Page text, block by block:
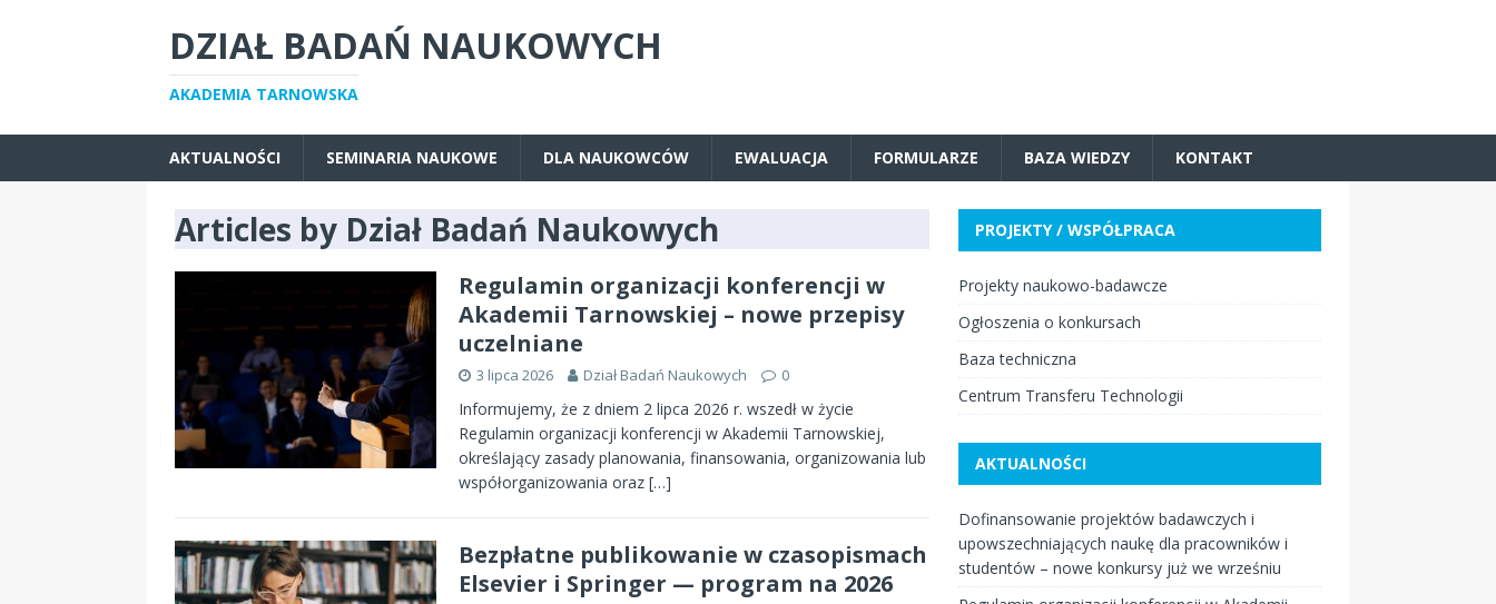
DZIAŁ BADAŃ NAUKOWYCH
AKADEMIA TARNOWSKA
AKTUALNOŚCI SEMINARIA NAUKOWE DLA NAUKOWCÓW EWALUACJA FORMULARZE BAZA WIEDZY KONTAKT
Articles by Dział Badań Naukowych
Regulamin organizacji konferencji w
Akademii Tarnowskiej – nowe przepisy
uczelniane
3 lipca 2026 Dział Badań Naukowych 0
Informujemy, że z dniem 2 lipca 2026 r. wszedł w życie
Regulamin organizacji konferencji w Akademii Tarnowskiej,
określający zasady planowania, finansowania, organizowania lub
współorganizowania oraz […]
Bezpłatne publikowanie w czasopismach
Elsevier i Springer — program na 2026
PROJEKTY / WSPÓŁPRACA
Projekty naukowo-badawcze
Ogłoszenia o konkursach
Baza techniczna
Centrum Transferu Technologii
AKTUALNOŚCI
Dofinansowanie projektów badawczych i
upowszechniających naukę dla pracowników i
studentów – nowe konkursy już we wrześniu